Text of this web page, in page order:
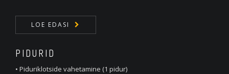
LOE EDASI
PIDURID
• Piduriklotside vahetamine (1 pidur)